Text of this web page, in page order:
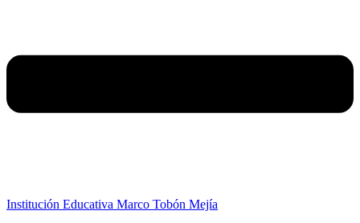
Institución Educativa Marco Tobón Mejía